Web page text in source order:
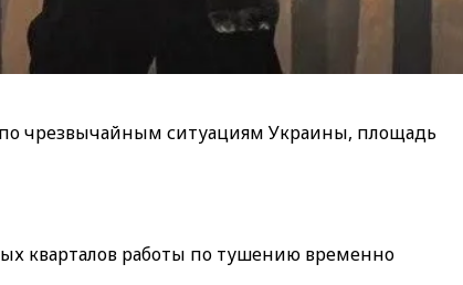
чрезвычайным ситуациям Украины, площадь
кварталов работы по тушению временно